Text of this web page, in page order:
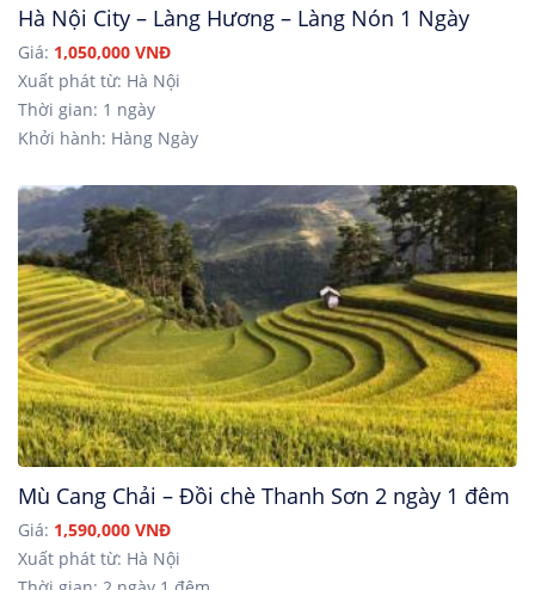
Hà Nội City – Làng Hương – Làng Nón 1 Ngày
Giá: 1,050,000 VNĐ
Xuất phát từ: Hà Nội
Thời gian: 1 ngày
Khởi hành: Hàng Ngày
Mù Cang Chải – Đồi chè Thanh Sơn 2 ngày 1 đêm
Giá: 1,590,000 VNĐ
Xuất phát từ: Hà Nội